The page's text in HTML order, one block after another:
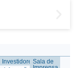
InvestidoresSala de